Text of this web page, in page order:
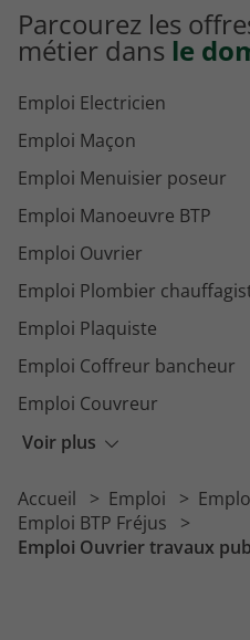
Parcourez les
métier dans le
Voir plus
Emploi Electricien
Emploi Maçon
Emploi Menuisier poseur
Emploi Manoeuvre BTP
Emploi Ouvrier
Emploi Plombier
Emploi Plaquiste
Emploi Coffreur bancheur
Emploi Couvreur
Emploi Maçon VRD
Emploi Conducteur d'engins
Accueil Emploi
Emploi BTP Fréjus
Emploi Ouvrier travaux